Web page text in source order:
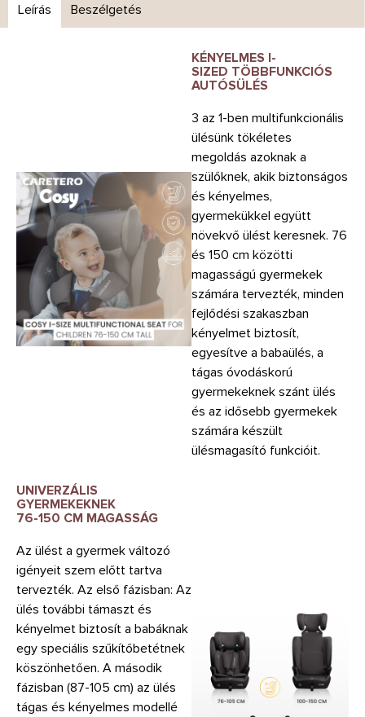
Leírás Beszélgetés
KÉNYELMES I-
SIZED TÖBBFUNKCIÓS
AUTÓSÜLÉS
3 az 1-ben multifunkcionális
ülésünk tökéletes
megoldás azoknak a
szülőknek, akik biztonságos
és kényelmes,
gyermekükkel együtt
növekvő ülést keresnek. 76
és 150 cm közötti
magasságú gyermekek
számára tervezték, minden
fejlődési szakaszban
kényelmet biztosít,
egyesítve a babaülés, a
tágas óvodáskorú
gyermekeknek szánt ülés
és az idősebb gyermekek
számára készült
ülésmagasító funkcióit.
UNIVERZÁLIS
GYERMEKEKNEK
76-150 CM MAGASSÁG
Az ülést a gyermek változó
igényeit szem előtt tartva
tervezték. Az első fázisban: Az
ülés további támaszt és
kényelmet biztosít a babáknak
egy speciális szűkítőbetétnek
köszönhetően. A második
fázisban (87-105 cm) az ülés
tágas és kényelmes modellé